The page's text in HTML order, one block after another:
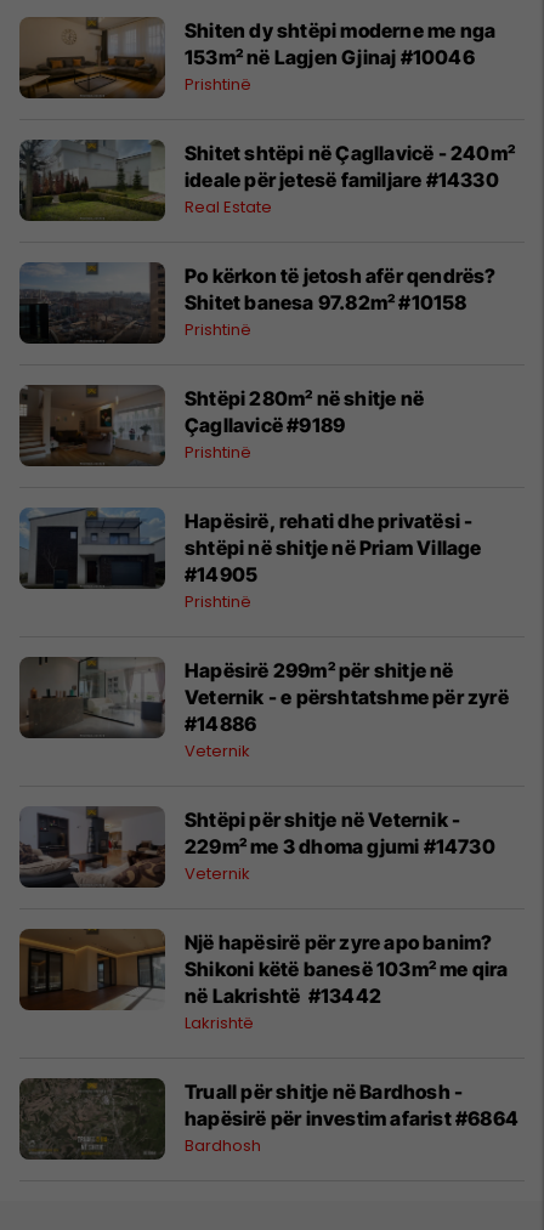
Shiten dy shtëpi moderne me nga
153m² në Lagjen Gjinaj #10046
Prishtinë
Shitet shtëpi në Çagllavicë - 240m²
ideale për jetesë familjare #14330
Real Estate
Po kërkon të jetosh afër qendrës?
Shitet banesa 97.82m² #10158
Prishtinë
Shtëpi 280m² në shitje në
Çagllavicë #9189
Prishtinë
Hapësirë, rehati dhe privatësi -
shtëpi në shitje në Priam Village
#14905
Prishtinë
Hapësirë 299m² për shitje në
Veternik - e përshtatshme për zyrë
#14886
Veternik
Shtëpi për shitje në Veternik -
229m² me 3 dhoma gjumi #14730
Veternik
Një hapësirë për zyre apo banim?
Shikoni këtë banesë 103m² me qira
në Lakrishtë #13442
Lakrishtë
Truall për shitje në Bardhosh -
hapësirë për investim afarist #6864
Bardhosh